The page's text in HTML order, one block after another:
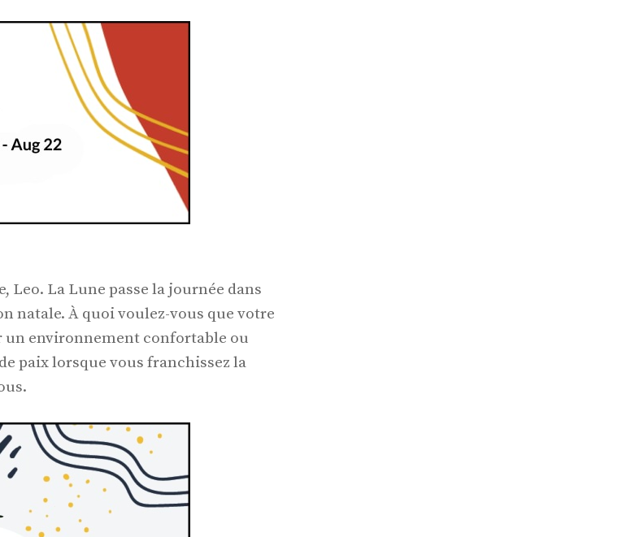
Leo. La Lune passe la journée dans
natale. À quoi voulez-vous que votre
un environnement confortable ou
paix lorsque vous franchissez la